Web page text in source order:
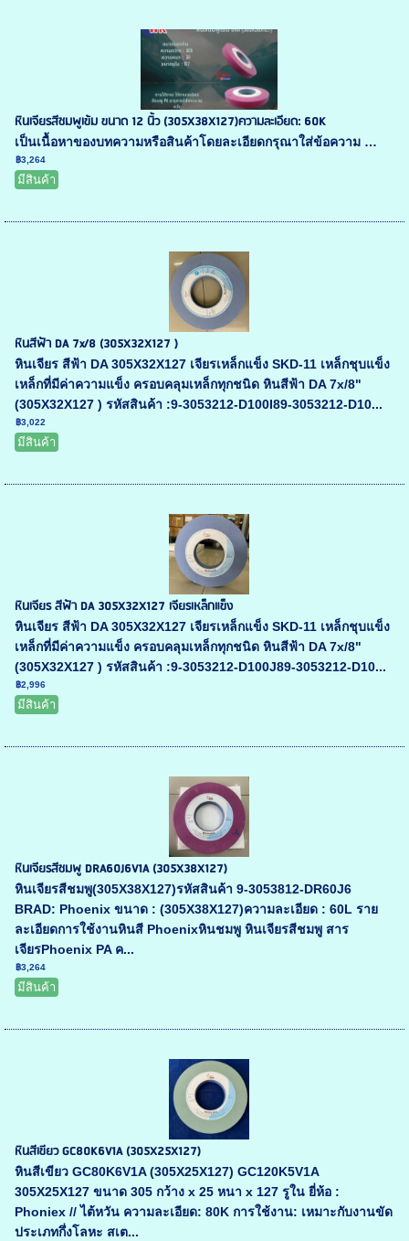
หินเจียรสีชมพูเข้ม ขนาด 12 นิ้ว (305X38X127)ความละเอียด: 60K
เป็นเนื้อหาของบทความหรือสินค้าโดยละเอียดกรุณาใส่ข้อความ …
฿3,264
มีสินค้า
หินสีฟ้า DA 7x/8 (305X32X127 )
หินเจียร สีฟ้า DA 305X32X127 เจียรเหล็กแข็ง SKD-11 เหล็กชุบแข็ง
เหล็กที่มีค่าความแข็ง ครอบคลุมเหล็กทุกชนิด หินสีฟ้า DA 7x/8"
(305X32X127 ) รหัสสินค้า :9-3053212-D100I89-3053212-D10...
฿3,022
มีสินค้า
หินเจียร สีฟ้า DA 305X32X127 เจียรเหล็กแข็ง
หินเจียร สีฟ้า DA 305X32X127 เจียรเหล็กแข็ง SKD-11 เหล็กชุบแข็ง
เหล็กที่มีค่าความแข็ง ครอบคลุมเหล็กทุกชนิด หินสีฟ้า DA 7x/8"
(305X32X127 ) รหัสสินค้า :9-3053212-D100J89-3053212-D10...
฿2,996
มีสินค้า
หินเจียรสีชมพู DRA60J6V1A (305X38X127)
หินเจียรสีชมพู(305X38X127)รหัสสินค้า 9-3053812-DR60J6
BRAD: Phoenix ขนาด : (305X38X127)ความละเอียด : 60L ราย
ละเอียดการใช้งานหินสี Phoenixหินชมพู หินเจียรสีชมพู สาร
เจียรPhoenix PA ค...
฿3,264
มีสินค้า
หินสีเขียว GC80K6V1A (305X25X127)
หินสีเขียว GC80K6V1A (305X25X127) GC120K5V1A
305X25X127 ขนาด 305 กว้าง x 25 หนา x 127 รูใน ยี่ห้อ :
Phoniex // ไต้หวัน ความละเอียด: 80K การใช้งาน: เหมาะกับงานขัด
ประเภทกึ่งโลหะ สเต...